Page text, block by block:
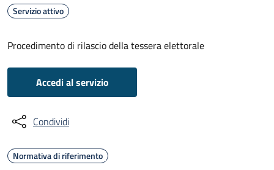
Servizio attivo
Procedimento di rilascio della tessera elettorale
Accedi al servizio
Condividi
Normativa di riferimento